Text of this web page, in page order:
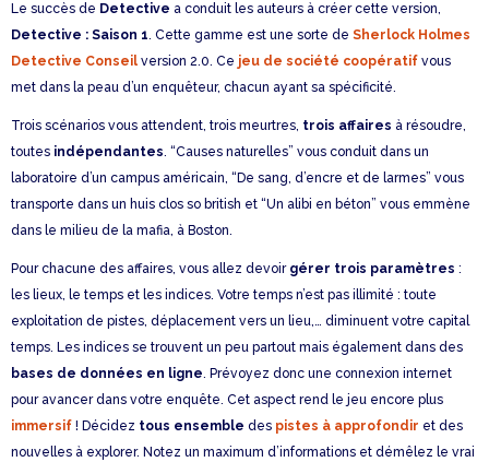
Le succès de Detective a conduit les auteurs à créer cette version,
Detective : Saison 1. Cette gamme est une sorte de Sherlock Holmes
Detective Conseil version 2.0. Ce jeu de société coopératif vous
met dans la peau d’un enquêteur, chacun ayant sa spécificité.
Trois scénarios vous attendent, trois meurtres, trois affaires à résoudre,
toutes indépendantes. “Causes naturelles” vous conduit dans un
laboratoire d’un campus américain, “De sang, d’encre et de larmes” vous
transporte dans un huis clos so british et “Un alibi en béton” vous emmène
dans le milieu de la mafia, à Boston.
Pour chacune des affaires, vous allez devoir gérer trois paramètres :
les lieux, le temps et les indices. Votre temps n’est pas illimité : toute
exploitation de pistes, déplacement vers un lieu,… diminuent votre capital
temps. Les indices se trouvent un peu partout mais également dans des
bases de données en ligne. Prévoyez donc une connexion internet
pour avancer dans votre enquête. Cet aspect rend le jeu encore plus
immersif ! Décidez tous ensemble des pistes à approfondir et des
nouvelles à explorer. Notez un maximum d’informations et démêlez le vrai